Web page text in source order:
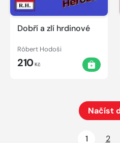
Dobří a zlí hrdinové
Róbert Hodoši
210Kč
Načíst
1
2